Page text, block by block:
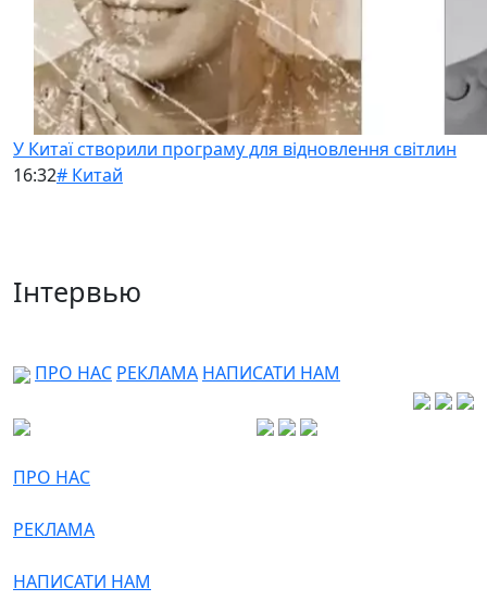
У Китаї створили програму для відновлення світлин
16:32# Китай
Інтервью
ПРО НАС РЕКЛАМА НАПИСАТИ НАМ
ПРО НАС
РЕКЛАМА
НАПИСАТИ НАМ